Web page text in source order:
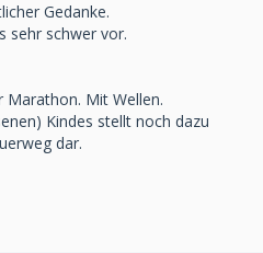
Gedanke.
sehr schwer vor.
Marathon. Mit Wellen.
Kindes stellt noch dazu
dar.